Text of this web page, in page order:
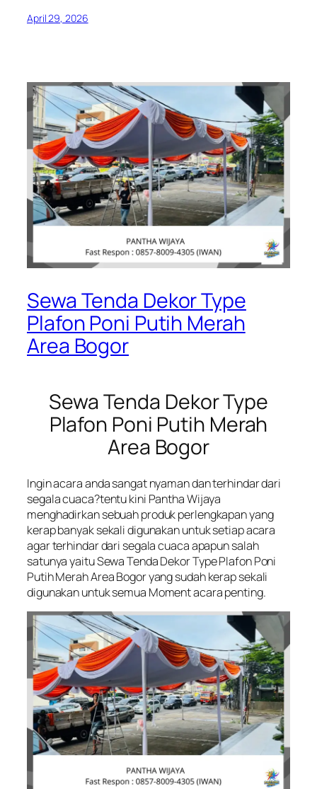
April 29, 2026
Sewa Tenda Dekor Type
Plafon Poni Putih Merah
Area Bogor
Sewa Tenda Dekor Type
Plafon Poni Putih Merah
Area Bogor
Ingin acara anda sangat nyaman dan terhindar dari
segala cuaca?tentu kini Pantha Wijaya
menghadirkan sebuah produk perlengkapan yang
kerap banyak sekali digunakan untuk setiap acara
agar terhindar dari segala cuaca apapun salah
satunya yaitu Sewa Tenda Dekor Type Plafon Poni
Putih Merah Area Bogor yang sudah kerap sekali
digunakan untuk semua Moment acara penting.